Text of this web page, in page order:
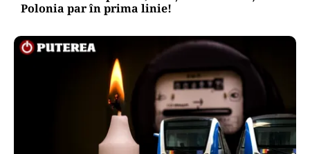
Polonia par în prima linie!